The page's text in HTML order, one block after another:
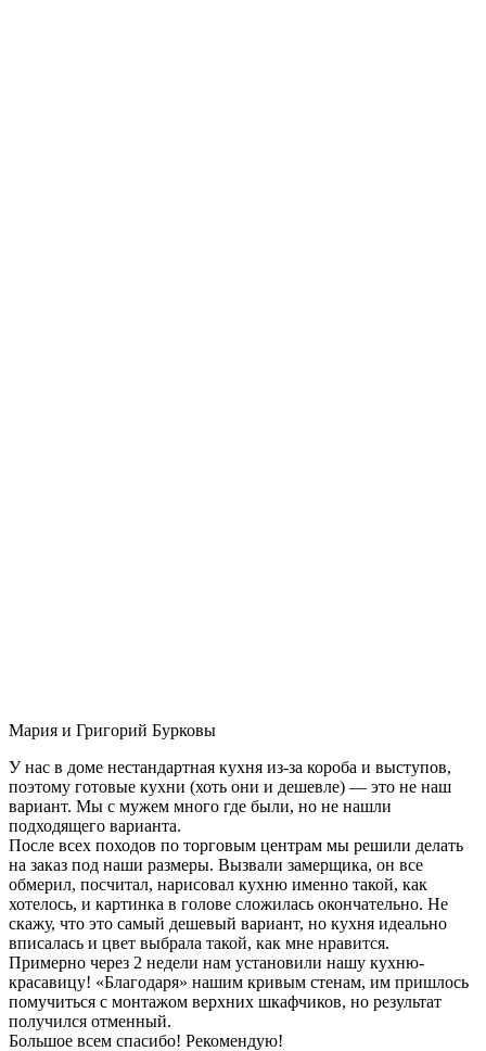
Мария и Григорий Бурковы
У нас в доме нестандартная кухня из-за короба и выступов,
поэтому готовые кухни (хоть они и дешевле) — это не наш
вариант. Мы с мужем много где были, но не нашли
подходящего варианта.
После всех походов по торговым центрам мы решили делать
на заказ под наши размеры. Вызвали замерщика, он все
обмерил, посчитал, нарисовал кухню именно такой, как
хотелось, и картинка в голове сложилась окончательно. Не
скажу, что это самый дешевый вариант, но кухня идеально
вписалась и цвет выбрала такой, как мне нравится.
Примерно через 2 недели нам установили нашу кухню-
красавицу! «Благодаря» нашим кривым стенам, им пришлось
помучиться с монтажом верхних шкафчиков, но результат
получился отменный.
Большое всем спасибо! Рекомендую!